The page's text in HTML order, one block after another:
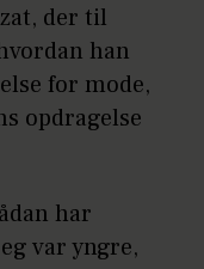
der til
han
for mode,
opdragelse
har
var yngre,